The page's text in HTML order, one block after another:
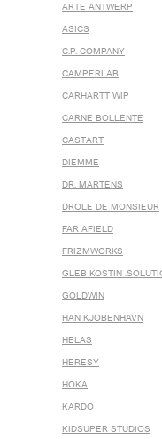
ARTE ANTWERP
ASICS
C.P. COMPANY
CAMPERLAB
CARHARTT WIP
CARNE BOLLENTE
CASTART
DIEMME
DR. MARTENS
DROLE DE MONSIEUR
FAR AFIELD
FRIZMWORKS
GLEB KOSTIN
GOLDWIN
HAN KJOBENHAVN
HELAS
HERESY
HOKA
KARDO
KIDSUPER STUDIOS